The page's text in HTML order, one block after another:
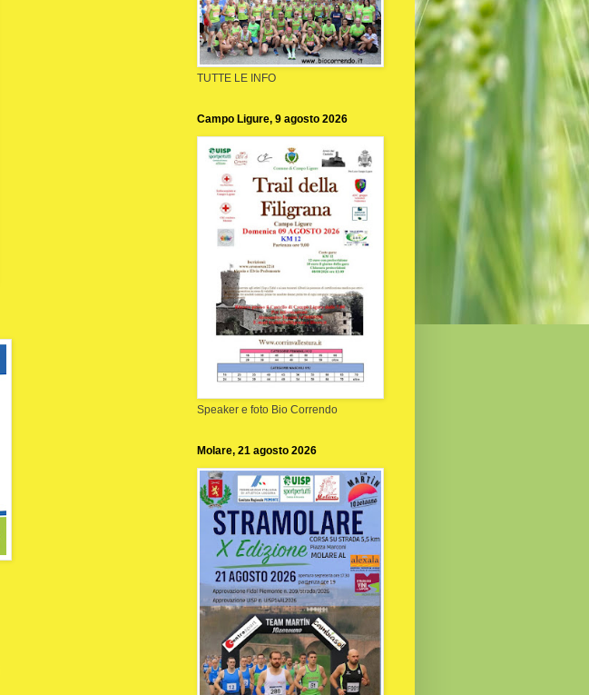
TUTTE LE INFO
Campo Ligure, 9 agosto 2026
Speaker e foto Bio Correndo
Molare, 21 agosto 2026